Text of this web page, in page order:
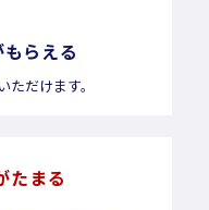
もらえる
だけます。
たまる